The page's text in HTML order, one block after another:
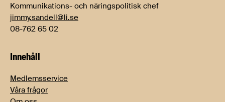
Kommunikations- och näringspolitisk chef
jimmy.sandell@li.se
08-762 65 02
Innehåll
Medlemsservice
Våra frågor